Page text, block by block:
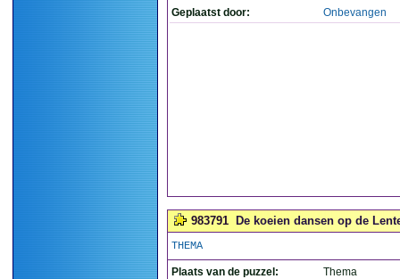
Geplaatst door: Onbevangen
983791 De koeien dansen op de
THEMA
Plaats van de puzzel:
Thema